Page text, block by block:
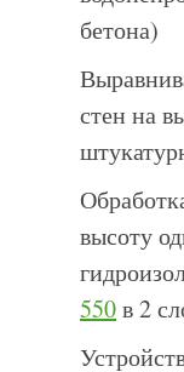
бетона)
стен на
высоту
550в 2